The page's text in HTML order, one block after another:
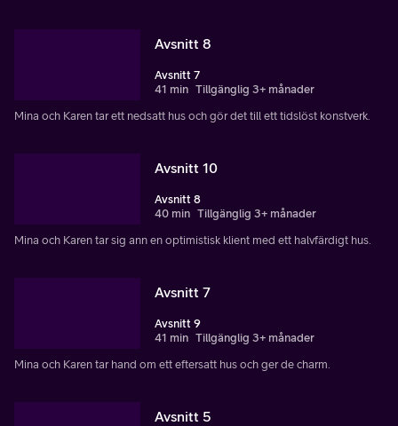
Avsnitt 8
Avsnitt 7
41 min Tillgänglig 3+ månader
Mina och Karen tar ett nedsatt hus och gör det till ett tidslöst konstverk.
Avsnitt 10
Avsnitt 8
40 min Tillgänglig 3+ månader
Mina och Karen tar sig ann en optimistisk klient med ett halvfärdigt hus.
Avsnitt 7
Avsnitt 9
41 min Tillgänglig 3+ månader
Mina och Karen tar hand om ett eftersatt hus och ger de charm.
Avsnitt 5